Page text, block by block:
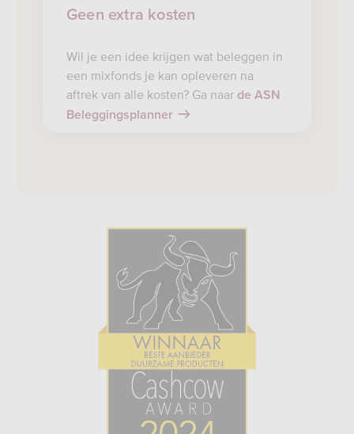
Geen extra kosten
Wil je een idee krijgen wat beleggen in
een mixfonds je kan opleveren na
aftrek van alle kosten? Ga naar de ASN
Beleggingsplanner